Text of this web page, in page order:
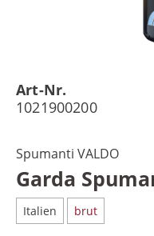
Art-Nr.
1021900200
Spumanti VALDO
Garda
Italien brut